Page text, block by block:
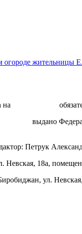
огороде жительницы
на
выдано
Петрук
Невская, 18а,
ул.